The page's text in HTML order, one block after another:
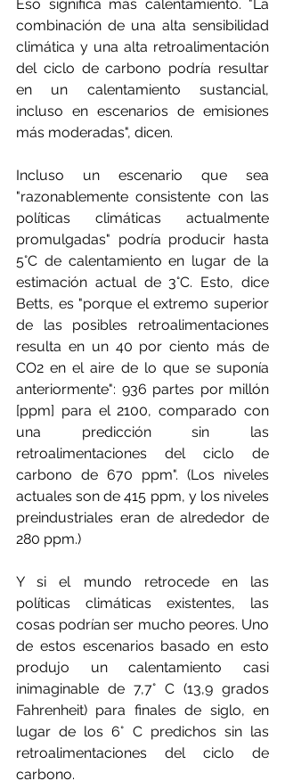
Eso significa más calentamiento. "La
combinación de una alta sensibilidad
climática y una alta retroalimentación
del ciclo de carbono podría resultar
en un calentamiento sustancial,
incluso en escenarios de emisiones
más moderadas", dicen.
Incluso un escenario que sea
"razonablemente consistente con las
políticas climáticas actualmente
promulgadas" podría producir hasta
5°C de calentamiento en lugar de la
estimación actual de 3°C. Esto, dice
Betts, es "porque el extremo superior
de las posibles retroalimentaciones
resulta en un 40 por ciento más de
CO2 en el aire de lo que se suponía
anteriormente": 936 partes por millón
[ppm] para el 2100, comparado con
una predicción sin las
retroalimentaciones del ciclo de
carbono de 670 ppm". (Los niveles
actuales son de 415 ppm, y los niveles
preindustriales eran de alrededor de
280 ppm.)
Y si el mundo retrocede en las
políticas climáticas existentes, las
cosas podrían ser mucho peores. Uno
de estos escenarios basado en esto
produjo un calentamiento casi
inimaginable de 7,7° C (13,9 grados
Fahrenheit) para finales de siglo, en
lugar de los 6° C predichos sin las
retroalimentaciones del ciclo de
carbono.